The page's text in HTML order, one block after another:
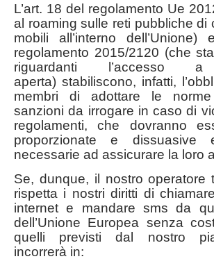
L’art. 18 del regolamento Ue
al roaming sulle reti pubbliche di
mobili all’interno
regolamento 2015/2120 (che
riguardanti l’accesso a
aperta) stabiliscono, infatti,
membri di adottare le
sanzioni da irrogare in caso di
regolamenti, che dovranno
proporzionate e
necessarie ad assicurare la loro
Se, dunque, il nostro operatore
rispetta i nostri diritti di
internet e mandare sms da
dell’Unione Europea senza
quelli previsti dal nostro
incorrerà in: